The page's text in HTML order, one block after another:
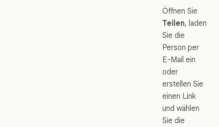
Öffnen Sie
Teilen, laden
Sie die
Person per
E-Mail ein
oder
erstellen Sie
einen Link
und wählen
Sie die